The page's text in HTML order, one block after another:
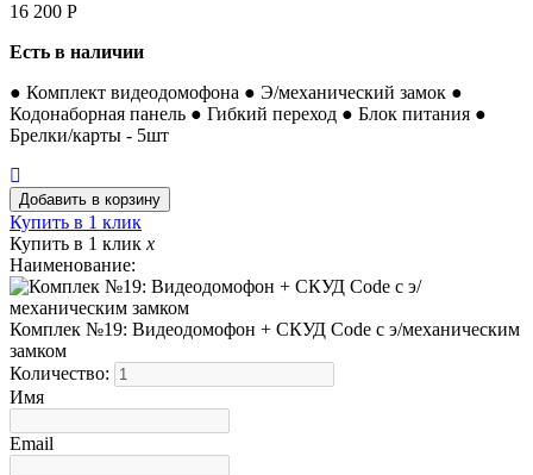
16 200 Р
Есть в наличии
● Комплект видеодомофона ● Э/механический замок ●
Кодонаборная панель ● Гибкий переход ● Блок питания ●
Брелки/карты - 5шт
Купить в 1 клик
Купить в 1 клик x
Наименование:
Комплек №19: Видеодомофон + СКУД Code с э/механическим
замком
Количество:
Имя
Email